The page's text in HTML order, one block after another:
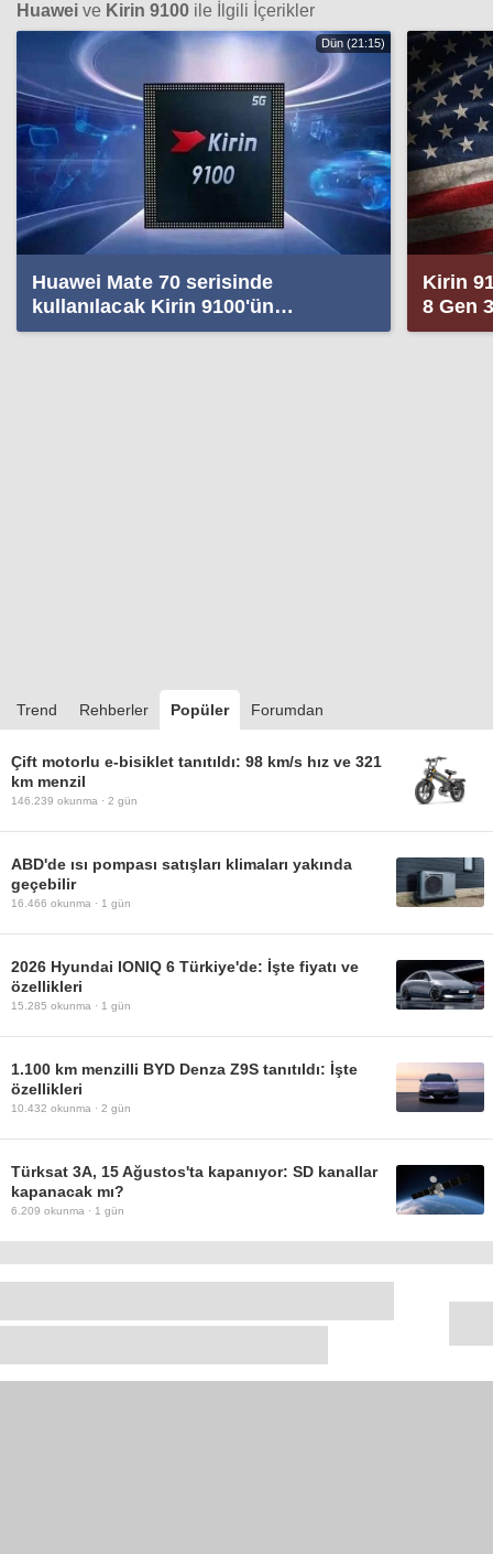
Huawei ve Kirin 9100 ile İlgili İçerikler
Dün (21:15)
Huawei Mate 70 serisinde
kullanılacak Kirin 9100'ün
özellikleri ortaya çıktı
Kirin
8 Gen
Trend Rehberler Popüler Forumdan
Çift motorlu e-bisiklet tanıtıldı: 98 km/s hız ve 321
km menzil
146.239 okunma · 2 gün
ABD'de ısı pompası satışları klimaları yakında
geçebilir
16.466 okunma · 1 gün
2026 Hyundai IONIQ 6 Türkiye'de: İşte fiyatı ve
özellikleri
15.285 okunma · 1 gün
1.100 km menzilli BYD Denza Z9S tanıtıldı: İşte
özellikleri
10.432 okunma · 2 gün
Türksat 3A, 15 Ağustos'ta kapanıyor: SD kanallar
kapanacak mı?
6.209 okunma · 1 gün